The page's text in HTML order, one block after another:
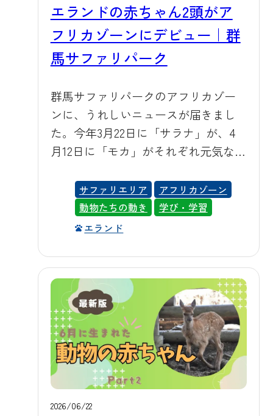
な霧を浴びれば、体感温度がぐっと
下がります。また、冷風扇やスポッ
トクーラー、ミスト付きの大型扇風
機も園内の要所に配置しています。
強い風とミストを組み合わせること
で、屋外でもしっかりと涼を感じて
いただけます。園内には木々が生い
茂るエリアが多く、日陰や木陰でひ
と休みしながら暑さをしのいでいた
だくこともできます。暑いときは無
理をせずこうした休憩スポットをご
利用ください。 バス乗り場ミスト ウ
オーキングゾーンミスト スポットク
ーラー 冷風扇 日陰 ミスト扇風機 🚎
園内車両はエアコン完備で快適 エサ
やりバスやサファリバスなどの園内
周遊バスは、すべてエアコンを完備
しています。炎天下の中でも、バス
に乗った瞬間からキンキンに冷えた
快適な空間でお過ごしいただけます
ので、動物たちの様子をゆったりと
眺めながら涼を取っていただけま
エランドの赤ちゃん2頭がア
フリカゾーンにデビュー｜群
馬サファリパーク
群馬サファリパークのアフリカゾー
ンに、うれしいニュースが届きまし
た。今年3月22日に「サラナ」が、4
月12日に「モカ」がそれぞれ元気な女
長を見守られてきた2頭が、このたび
アフリカゾーンの展示場デビューを
果たしました。 🦌 エランドの赤ちゃ
のサバンナに暮らす、世界最大のア
ンテロープです。成体になると堂々
とした体格になりますが、赤ちゃん
のうちは脚がすらりと長く、体にう
っすらと白い縦縞が入っているのが
特徴です。大きな瞳とつぶらな表情
がとても愛らしく、じっと見つめて
くる仕草にお客様の心もほっこりす
るはずです。 🌿 展示場での様子 デビ
サファリエリア
アフリカゾーン
動物たちの動き
学び・学習
エランド
2026/06/22